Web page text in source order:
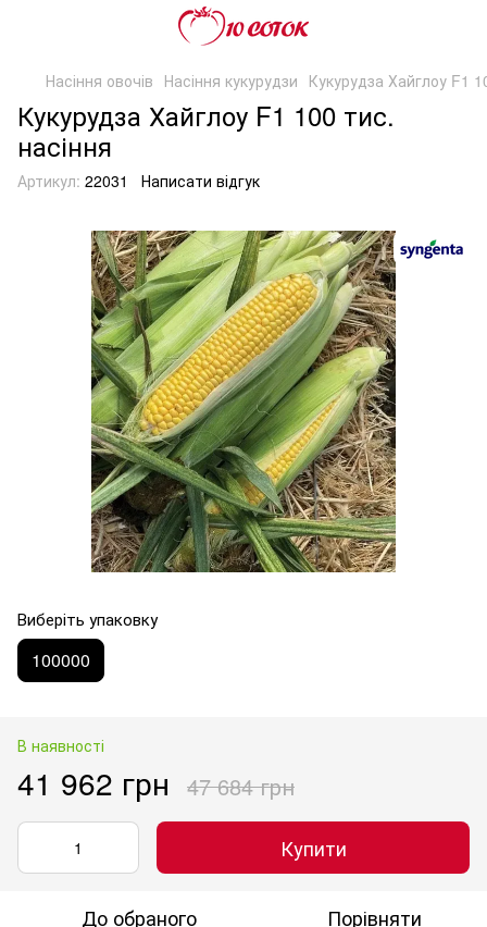
Насіння овочів Насіння кукурудзи Кукурудза Хайглоу F1
Кукурудза Хайглоу F1 100 тис.
насіння
Артикул: 22031 Написати відгук
Виберіть упаковку
100000
В наявності
41 962 грн 47 684 грн
Купити
До обраного Порівняти